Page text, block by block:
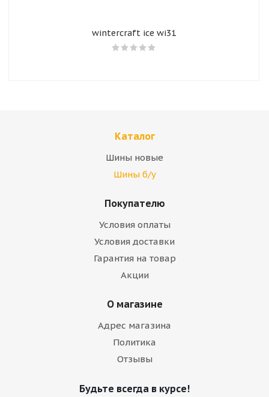
wintercraft ice wi31
Каталог
Шины новые
Шины б/у
Покупателю
Условия оплаты
Условия доставки
Гарантия на товар
Акции
О магазине
Адрес магазина
Политика
Отзывы
Будьте всегда в курсе!